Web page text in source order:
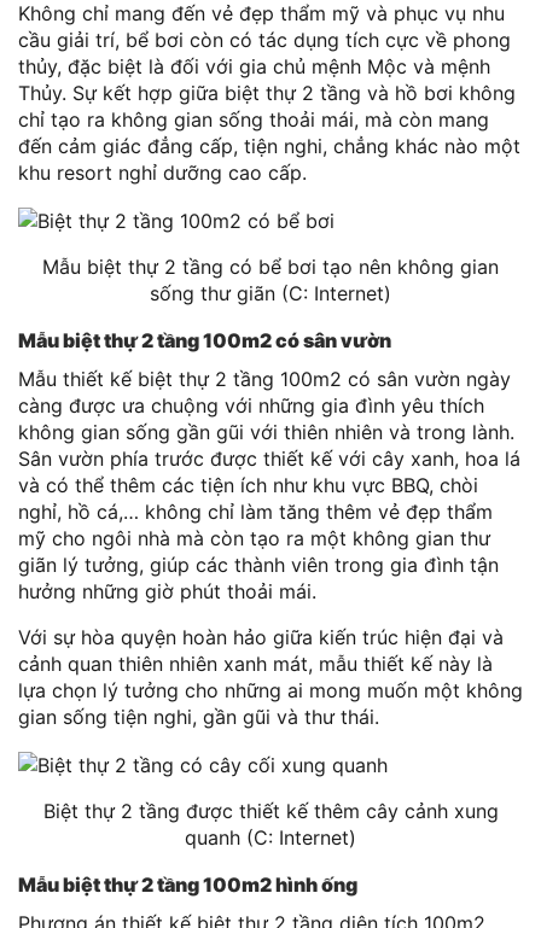
Không chỉ mang đến vẻ đẹp thẩm mỹ và phục vụ nhu
cầu giải trí, bể bơi còn có tác dụng tích cực về phong
thủy, đặc biệt là đối với gia chủ mệnh Mộc và mệnh
Thủy. Sự kết hợp giữa biệt thự 2 tầng và hồ bơi không
chỉ tạo ra không gian sống thoải mái, mà còn mang
đến cảm giác đẳng cấp, tiện nghi, chẳng khác nào một
khu resort nghỉ dưỡng cao cấp.
Mẫu biệt thự 2 tầng có bể bơi tạo nên không gian
sống thư giãn (C: Internet)
Mẫu biệt thự 2 tầng 100m2 có sân vườn
Mẫu thiết kế biệt thự 2 tầng 100m2 có sân vườn ngày
càng được ưa chuộng với những gia đình yêu thích
không gian sống gần gũi với thiên nhiên và trong lành.
Sân vườn phía trước được thiết kế với cây xanh, hoa lá
và có thể thêm các tiện ích như khu vực BBQ, chòi
nghỉ, hồ cá,… không chỉ làm tăng thêm vẻ đẹp thẩm
mỹ cho ngôi nhà mà còn tạo ra một không gian thư
giãn lý tưởng, giúp các thành viên trong gia đình tận
hưởng những giờ phút thoải mái.
Với sự hòa quyện hoàn hảo giữa kiến trúc hiện đại và
cảnh quan thiên nhiên xanh mát, mẫu thiết kế này là
lựa chọn lý tưởng cho những ai mong muốn một không
gian sống tiện nghi, gần gũi và thư thái.
Biệt thự 2 tầng được thiết kế thêm cây cảnh xung
quanh (C: Internet)
Mẫu biệt thự 2 tầng 100m2 hình ống
Phương án thiết kế biệt thự 2 tầng diện tích 100m2